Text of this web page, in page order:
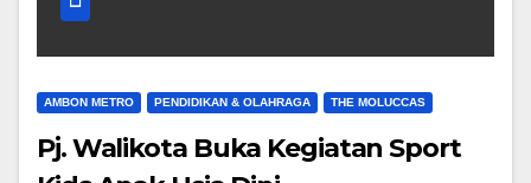
AMBON METRO PENDIDIKAN & OLAHRAGA THE MOLUCCAS
Pj. Walikota Buka Kegiatan Sport